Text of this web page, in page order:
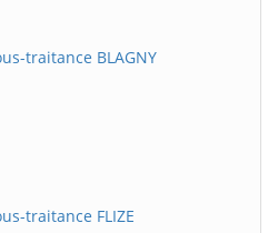
traitance BLAGNY
traitance FLIZE